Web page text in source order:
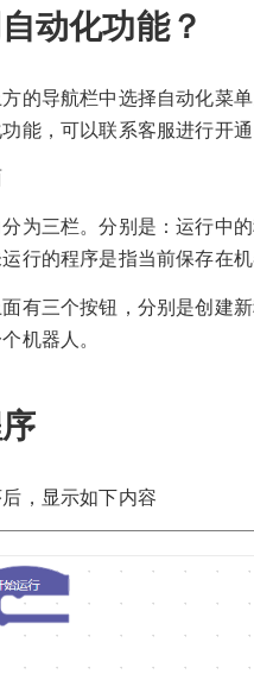
动化功能？
的导航栏中选择自动化菜
能，可以联系客服进行开通
为三栏。分别是：运行中
行的程序是指当前保存在
有三个按钮，分别是创建
机器人。
，显示如下内容